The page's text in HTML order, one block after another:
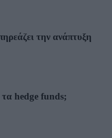
την ανάπτυξη
hedge funds;